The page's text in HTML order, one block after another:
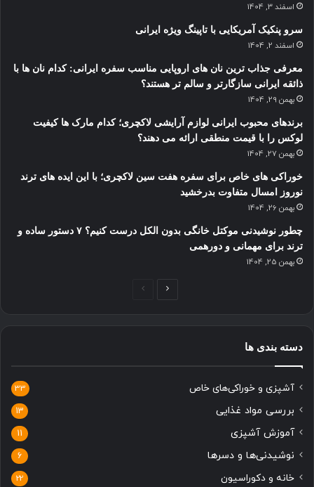
اسفند 3, 1404
سرو پنکیک آمریکایی با تاپینگ ویژه ایرانی
اسفند 2, 1404
معرفی جذاب ترین نان های اروپایی مناسب سفره ایرانی: کدام نان ها با
ذائقه ایرانی سازگارتر و سالم تر هستند؟
بهمن 29, 1404
برندهای محبوب ایرانی لوازم آرایشی لاکچری؛ کدام مارک ها کیفیت
لوکس را با قیمت منطقی ارائه می دهند؟
بهمن 27, 1404
خوراکی های خاص برای سفره هفت سین لاکچری؛ با این ایده های ترند
نوروز امسال متفاوت بدرخشید
بهمن 26, 1404
چطور نوشیدنی موکتل خانگی بدون الکل درست کنیم؟ ۷ دستور ساده و
ترند برای مهمانی و دورهمی
بهمن 25, 1404
صفحه
صفحه
دسته بندی ها
آشپزی و خوراکی‌های خاص 33
بررسی مواد غذایی 13
آموزش آشپزی 11
نوشیدنی‌ها و دسرها 6
خانه و دکوراسیون 22